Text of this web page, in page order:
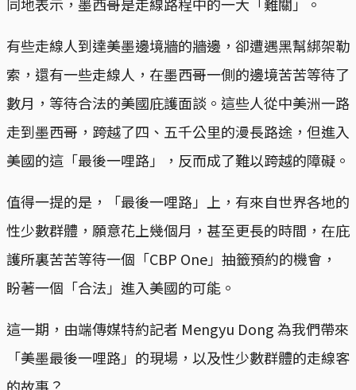
同地表示，墨西哥是走線路程中的一大「難關」。
有些走線人到達美墨邊境牆的牆邊，卻遭遇黑幫綁架勒
索，還有一些走線人，在墨西哥一側的邊境苦苦等待了
數月，等待合法的美國庇護面談。這些人從中美洲一路
走到墨西哥，跨越了四、五千公里的漫長路途，但進入
美國的這「最後一哩路」，反而成了難以跨越的障礙。
值得一提的是，「最後一哩路」上，有來自世界各地的
性少數群體，願意花上幾個月，甚至更長的時間，在庇
護所裏苦苦等待一個「CBP One」抽籤預約的機會，
盼著一個「合法」進入美國的可能。
這一期，由端傳媒特約記者 Mengyu Dong 為我們帶來
「美墨最後一哩路」的現場，以及性少數群體的走線客